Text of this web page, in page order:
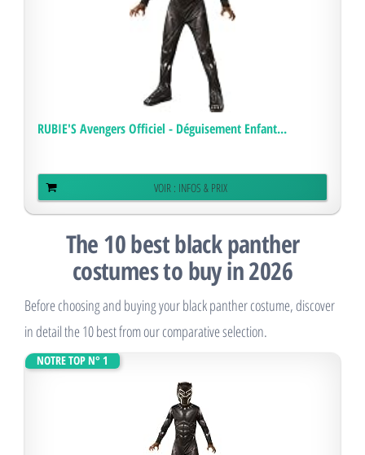
RUBIE'S Avengers Officiel - Déguisement Enfant...
VOIR : INFOS & PRIX
The 10 best black panther
costumes to buy in 2026
Before choosing and buying your black panther costume, discover
in detail the 10 best from our comparative selection.
NOTRE TOP N° 1